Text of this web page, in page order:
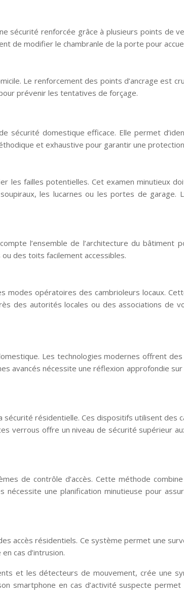
renforcée grâce à plusieurs points de
de modifier le chambranle de la porte pour
Le renforcement des points d’ancrage est
prévenir les tentatives de forçage.
sécurité domestique efficace. Elle permet
et exhaustive pour garantir une
les failles potentielles. Cet examen minutieux
les lucarnes ou les portes de garage.
l’ensemble de l’architecture du bâtiment
des toits facilement accessibles.
modes opératoires des cambrioleurs locaux.
des autorités locales ou des associations de
Les technologies modernes offrent
avancés nécessite une réflexion approfondie
résidentielle. Ces dispositifs utilisent des
verrous offre un niveau de sécurité supérieur
de contrôle d’accès. Cette méthode
une planification minutieuse pour
accès résidentiels. Ce système permet une
cas d’intrusion.
et les détecteurs de mouvement, crée une
smartphone en cas d’activité suspecte